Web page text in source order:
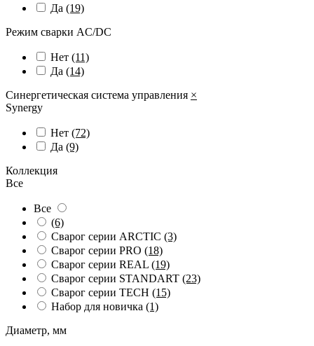
Да (19)
Режим сварки AC/DC
Нет (11)
Да (14)
Синергетическая система управления ×
Synergy
Нет (72)
Да (9)
Коллекция
Все
Все
(6)
Сварог серии ARCTIC (3)
Сварог серии PRO (18)
Сварог серии REAL (19)
Сварог серии STANDART (23)
Сварог серии TECH (15)
Набор для новичка (1)
Диаметр, мм